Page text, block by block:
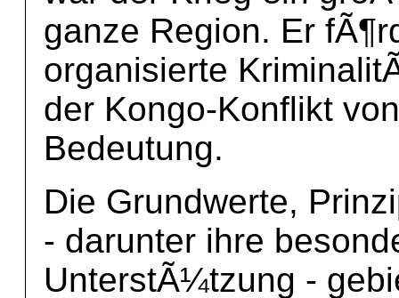
ganze Region. Er
organisierte
der Kongo-Konflikt
Bedeutung.
Die Grundwerte,
- darunter ihre
UnterstÃ¼tzung -